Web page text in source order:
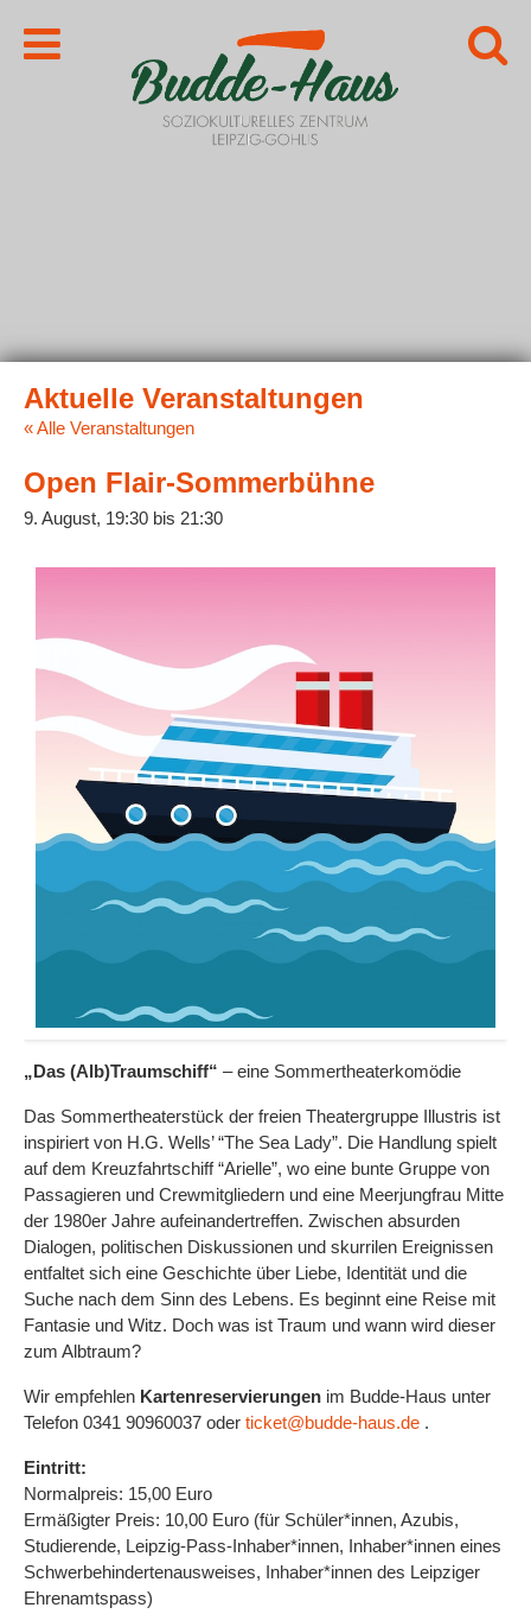
« Alle Veranstaltungen
Open Flair-Sommerbühne
9. August, 19:30 bis 21:30
„Das (Alb)Traumschiff“ – eine Sommertheaterkomödie
Das Sommertheaterstück der freien Theatergruppe Illustris ist
inspiriert von H.G. ​Wells’ “The Sea Lady”. ​Die Handlung spielt
auf dem Kreuzfahrtschiff “Arielle”, wo eine bunte Gruppe von
Passagieren und Crewmitgliedern und eine Meerjungfrau Mitte
der 1980er Jahre aufeinandertreffen. ​Zwischen absurden
Dialogen, politischen Diskussionen und skurrilen Ereignissen
entfaltet sich eine Geschichte über Liebe, Identität und die
Suche nach dem Sinn des Lebens. Es beginnt eine Reise mit
Fantasie und Witz. Doch was ist Traum und wann wird dieser
zum Albtraum?
Wir empfehlen Kartenreservierungen im Budde-Haus unter
Telefon 0341 90960037 oder ticket@budde-haus.de .
Eintritt:
Normalpreis: 15,00 Euro
Ermäßigter Preis: 10,00 Euro (für Schüler*innen, Azubis,
Studierende, Leipzig-Pass-Inhaber*innen, Inhaber*innen eines
Schwerbehindertenausweises, Inhaber*innen des Leipziger
Ehrenamtspass)